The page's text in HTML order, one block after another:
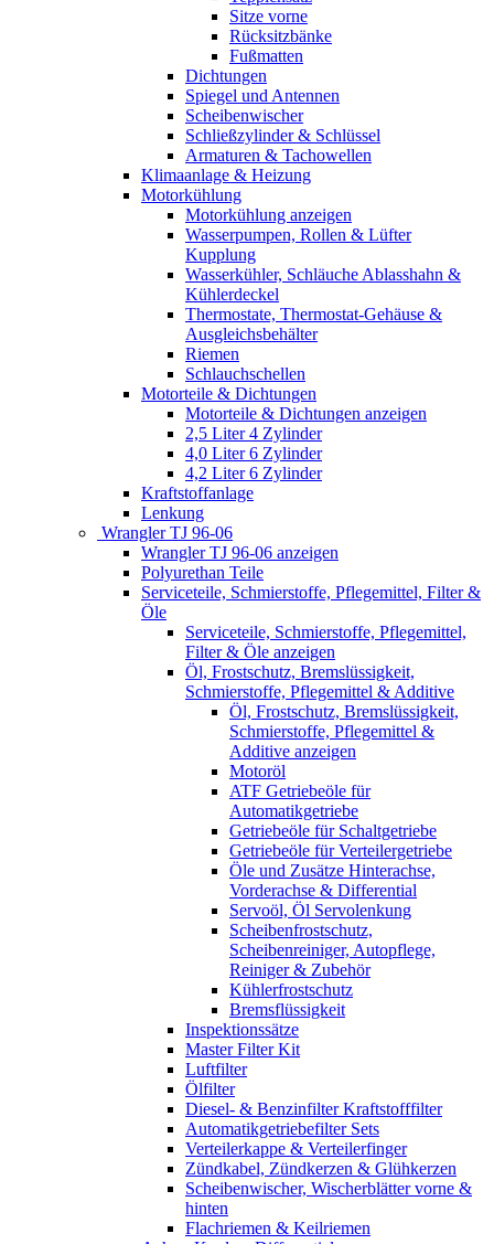
Sitze vorne
Rücksitzbänke
Fußmatten
Dichtungen
Spiegel und Antennen
Scheibenwischer
Schließzylinder & Schlüssel
Armaturen & Tachowellen
Klimaanlage & Heizung
Motorkühlung
Motorkühlung anzeigen
Wasserpumpen, Rollen & Lüfter
Kupplung
Wasserkühler, Schläuche Ablasshahn &
Kühlerdeckel
Thermostate, Thermostat-Gehäuse &
Ausgleichsbehälter
Riemen
Schlauchschellen
Motorteile & Dichtungen
Motorteile & Dichtungen anzeigen
2,5 Liter 4 Zylinder
4,0 Liter 6 Zylinder
4,2 Liter 6 Zylinder
Kraftstoffanlage
Lenkung
Wrangler TJ 96-06
Wrangler TJ 96-06 anzeigen
Polyurethan Teile
Serviceteile, Schmierstoffe, Pflegemittel, Filter &
Öle
Serviceteile, Schmierstoffe, Pflegemittel,
Filter & Öle anzeigen
Öl, Frostschutz, Bremslüssigkeit,
Schmierstoffe, Pflegemittel & Additive
Öl, Frostschutz, Bremslüssigkeit,
Schmierstoffe, Pflegemittel &
Additive anzeigen
Motoröl
ATF Getriebeöle für
Automatikgetriebe
Getriebeöle für Schaltgetriebe
Getriebeöle für Verteilergetriebe
Öle und Zusätze Hinterachse,
Vorderachse & Differential
Servoöl, Öl Servolenkung
Scheibenfrostschutz,
Scheibenreiniger, Autopflege,
Reiniger & Zubehör
Kühlerfrostschutz
Bremsflüssigkeit
Inspektionssätze
Master Filter Kit
Luftfilter
Ölfilter
Diesel- & Benzinfilter Kraftstofffilter
Automatikgetriebefilter Sets
Verteilerkappe & Verteilerfinger
Zündkabel, Zündkerzen & Glühkerzen
Scheibenwischer, Wischerblätter vorne &
hinten
Flachriemen & Keilriemen